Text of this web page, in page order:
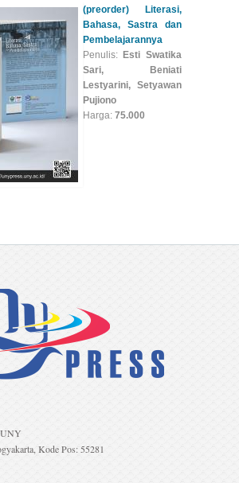
(preorder) Literasi,
Bahasa, Sastra dan
Pembelajarannya
Penulis: Esti Swatika
Sari, Beniati
Lestyarini, Setyawan
Pujiono
Harga: 75.000
Kode Pos: 55281